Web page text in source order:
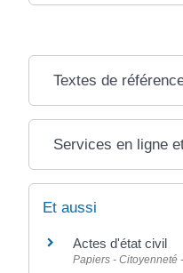
Textes de
Services en ligne
Et aussi
Actes d'état civil
Papiers - Citoyenneté